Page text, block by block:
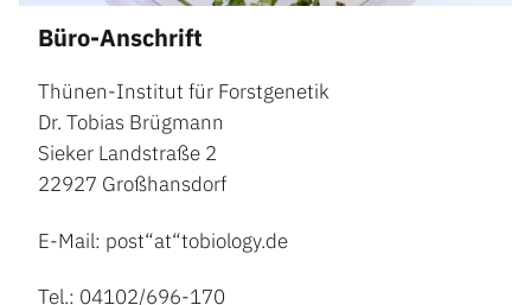
Büro-Anschrift
Thünen-Institut für Forstgenetik
Dr. Tobias Brügmann
Sieker Landstraße 2
22927 Großhansdorf
E-Mail: post“at“tobiology.de
Tel.: 04102/696-170